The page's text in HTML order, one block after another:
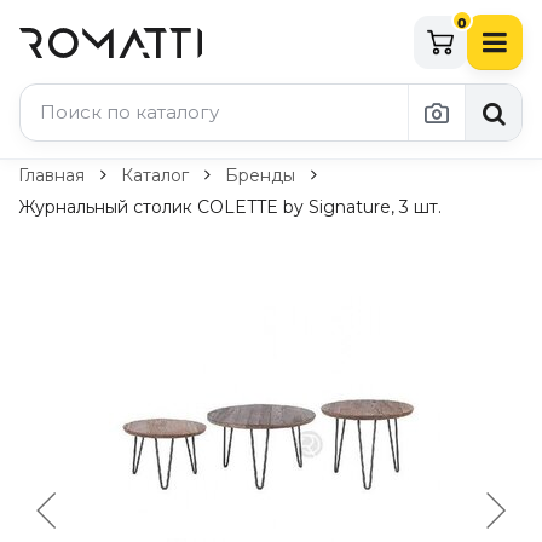
0
Каталог Romatti
Свет и освещение
Настольные лампы
Технический свет
Уличное освещение
Комплектующие
Главная Каталог
Бренды
Журнальный столик COLETTE by Signature, 3 шт.